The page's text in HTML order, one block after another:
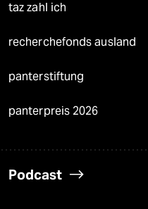
taz zahl ich
recherchefonds ausland
panterstiftung
panterpreis 2026
Podcast